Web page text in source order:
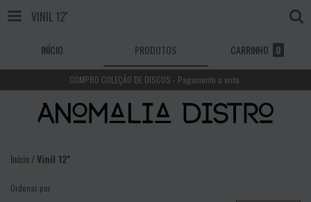
VINIL 12''
INÍCIO PRODUTOS CARRINHO 0
COMPRO COLEÇÃO DE DISCOS - Pagamento a vista.
Início /Vinil 12''
Ordenar por